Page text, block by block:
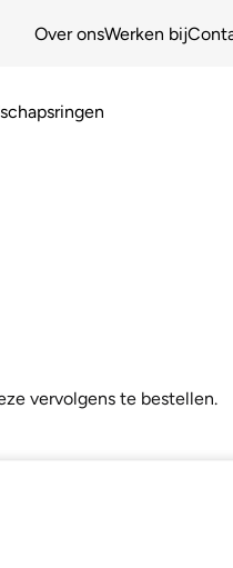
Over onsWerken bij
vervolgens te bestellen.